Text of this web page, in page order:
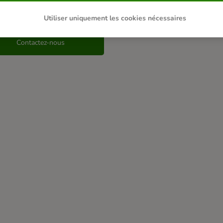
n’avez pas trouvé de réponse
Contactez-nous
Utiliser uniquement les cookies nécessaires